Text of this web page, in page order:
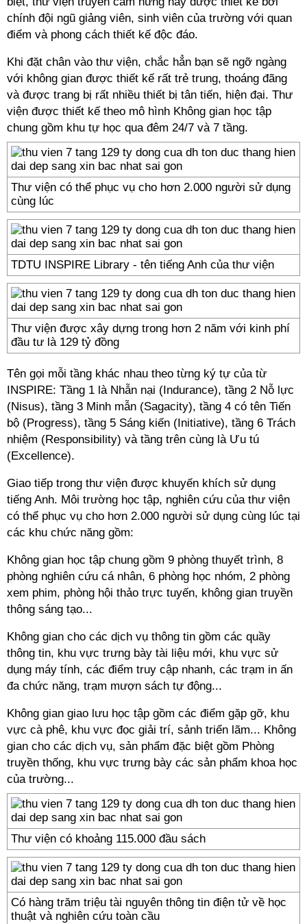
chính đội ngũ giảng viên, sinh viên của trường với quan
điểm và phong cách thiết kế độc đáo.
Khi đặt chân vào thư viện, chắc hẳn bạn sẽ ngỡ ngàng
với không gian được thiết kế rất trẻ trung, thoáng đãng
và được trang bị rất nhiều thiết bị tân tiến, hiện đại. Thư
viện được thiết kế theo mô hình Không gian học tập
chung gồm khu tự học qua đêm 24/7 và 7 tầng.
Thư viện có thể phục vụ cho hơn 2.000 người sử dụng
cùng lúc
TDTU INSPIRE Library - tên tiếng Anh của thư viện
Thư viện được xây dựng trong hơn 2 năm với kinh phí
đầu tư là 129 tỷ đồng
Tên gọi mỗi tầng khác nhau theo từng ký tự của từ
INSPIRE: Tầng 1 là Nhẫn nại (Indurance), tầng 2 Nỗ lực
(Nisus), tầng 3 Minh mẫn (Sagacity), tầng 4 có tên Tiến
bộ (Progress), tầng 5 Sáng kiến (Initiative), tầng 6 Trách
nhiệm (Responsibility) và tầng trên cùng là Ưu tú
(Excellence).
Giao tiếp trong thư viện được khuyến khích sử dụng
tiếng Anh. Môi trường học tập, nghiên cứu của thư viện
có thể phục vụ cho hơn 2.000 người sử dụng cùng lúc tại
các khu chức năng gồm:
Không gian học tập chung gồm 9 phòng thuyết trình, 8
phòng nghiên cứu cá nhân, 6 phòng học nhóm, 2 phòng
xem phim, phòng hội thảo trực tuyến, không gian truyền
thông sáng tạo...
Không gian cho các dịch vụ thông tin gồm các quầy
thông tin, khu vực trưng bày tài liệu mới, khu vực sử
dụng máy tính, các điểm truy cập nhanh, các trạm in ấn
đa chức năng, trạm mượn sách tự động...
Không gian giao lưu học tập gồm các điểm gặp gỡ, khu
vực cà phê, khu vực đọc giải trí, sảnh triển lãm... Không
gian cho các dịch vụ, sản phẩm đặc biệt gồm Phòng
truyền thống, khu vực trưng bày các sản phẩm khoa học
của trường...
Thư viện có khoảng 115.000 đầu sách
Có hàng trăm triệu tài nguyên thông tin điện tử về học
thuật và nghiên cứu toàn cầu